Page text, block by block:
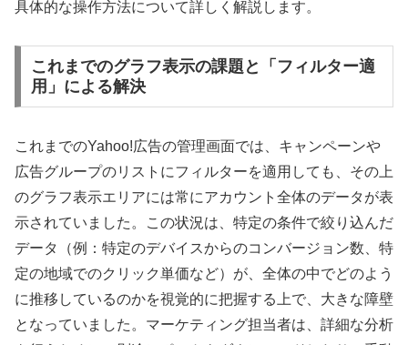
具体的な操作方法について詳しく解説します。
これまでのグラフ表示の課題と「フィルター適
用」による解決
これまでのYahoo!広告の管理画面では、キャンペーンや
広告グループのリストにフィルターを適用しても、その上
のグラフ表示エリアには常にアカウント全体のデータが表
示されていました。この状況は、特定の条件で絞り込んだ
データ（例：特定のデバイスからのコンバージョン数、特
定の地域でのクリック単価など）が、全体の中でどのよう
に推移しているのかを視覚的に把握する上で、大きな障壁
となっていました。マーケティング担当者は、詳細な分析